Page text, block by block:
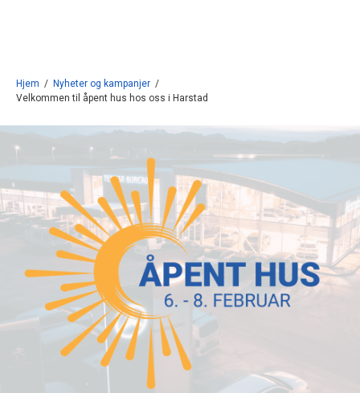
Hjem / Nyheter og kampanjer /
Velkommen til åpent hus hos oss i Harstad